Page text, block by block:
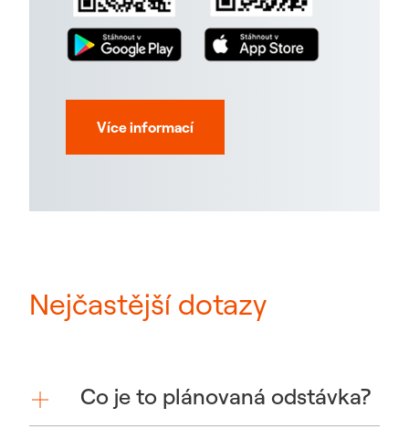
Více informací
Nejčastější dotazy
Co je to plánovaná odstávka?